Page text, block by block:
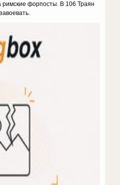
римские форпосты. В 106 Траян